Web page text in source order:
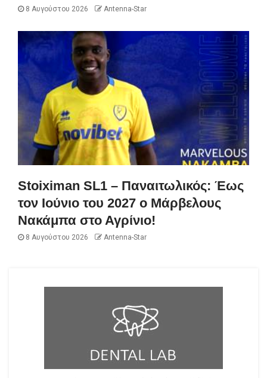
8 Αυγούστου 2026 Antenna-Star
Stoiximan SL1 – Παναιτωλικός: Έως
τον Ιούνιο του 2027 ο Μάρβελους
Νακάμπα στο Αγρίνιο!
8 Αυγούστου 2026 Antenna-Star